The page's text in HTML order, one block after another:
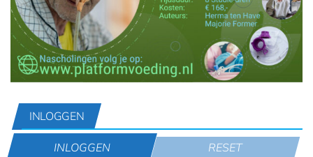
INLOGGEN
INLOGGEN RESET